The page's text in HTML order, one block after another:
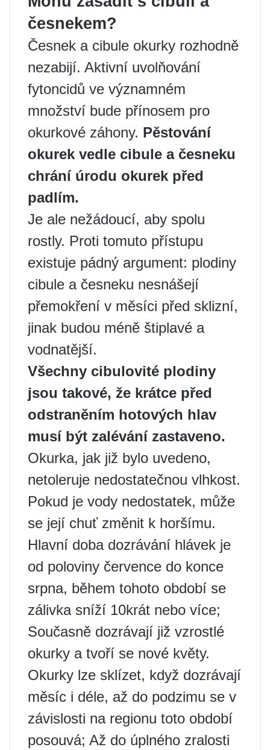
česnekem?
Česnek a cibule okurky rozhodně
nezabijí. Aktivní uvolňování
fytoncidů ve významném
množství bude přínosem pro
okurkové záhony. Pěstování
okurek vedle cibule a česneku
chrání úrodu okurek před
padlím.
Je ale nežádoucí, aby spolu
rostly. Proti tomuto přístupu
existuje pádný argument: plodiny
cibule a česneku nesnášejí
přemokření v měsíci před sklizní,
jinak budou méně štiplavé a
vodnatější.
Všechny cibulovité plodiny
jsou takové, že krátce před
odstraněním hotových hlav
musí být zalévání zastaveno.
Okurka, jak již bylo uvedeno,
netoleruje nedostatečnou vlhkost.
Pokud je vody nedostatek, může
se její chuť změnit k horšímu.
Hlavní doba dozrávání hlávek je
od poloviny července do konce
srpna, během tohoto období se
zálivka sníží 10krát nebo více;
Současně dozrávají již vzrostlé
okurky a tvoří se nové květy.
Okurky lze sklízet, když dozrávají
měsíc i déle, až do podzimu se v
závislosti na regionu toto období
posouvá; Až do úplného zralosti